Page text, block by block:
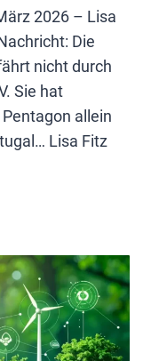
2026 – Lisa
Die
nicht durch
Sie hat
allein
Lisa Fitz